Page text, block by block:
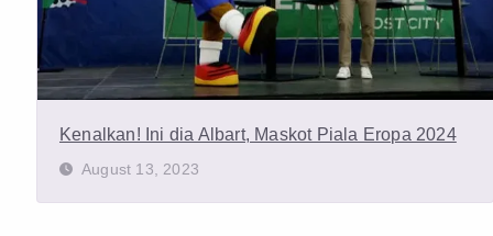
Kenalkan! Ini dia Albart, Maskot Piala Eropa 2024
August 13, 2023